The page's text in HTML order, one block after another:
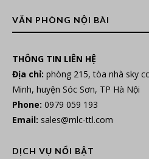
VĂN PHÒNG NỘI BÀI
THÔNG TIN LIÊN HỆ
Địa chỉ: phòng 215, tòa nhà sky
Minh, huyện Sóc Sơn, TP Hà Nội
Phone: 0979 059 193
Email: sales@mlc-ttl.com
DỊCH VỤ NỔI BẬT